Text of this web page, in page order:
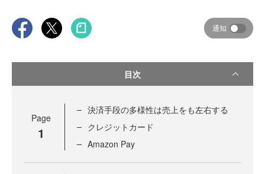
通知
目次
Page
1
決済手段の多様性は売上をも左右する
クレジットカード
Amazon Pay